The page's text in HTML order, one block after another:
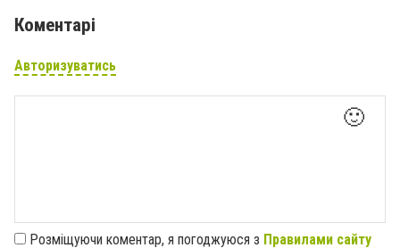
Коментарі
Авторизуватись
🙂
Розміщуючи коментар, я погоджуюся з Правилами сайту